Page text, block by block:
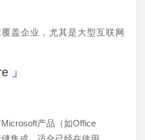
盖企业，尤其是大型互联网
Microsoft产品（如Office